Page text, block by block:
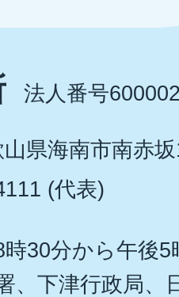
法人番号
県海南市南赤
(代表)
30分から午後5
、下津行政局